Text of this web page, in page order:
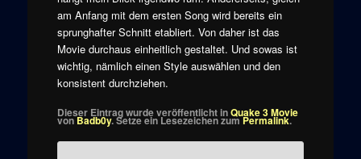
am Anfang mit dem ersten Song wird bereits ein
sprunghafter Schnitt etabliert. Von daher ist das
Movie durchaus einheitlich gestaltet. Und sowas ist
wichtig, nämlich einen Style auswählen und den
konsistent durchziehen.
Dieser Eintrag wurde veröffentlicht inQuake 3 Movie
vonBadb0y. Setze ein Lesezeichen zumPermalink.